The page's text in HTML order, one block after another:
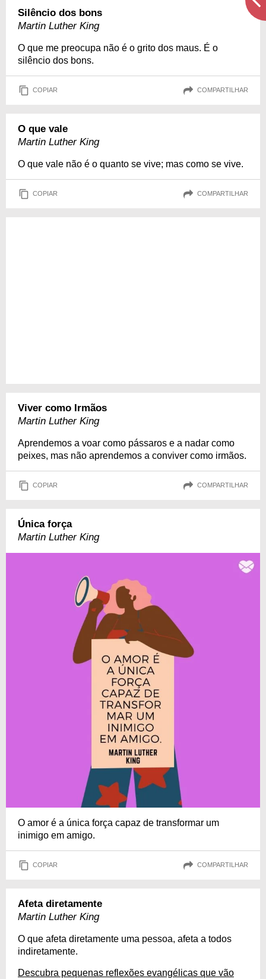
Silêncio dos bons
Martin Luther King
O que me preocupa não é o grito dos maus. É o
silêncio dos bons.
COPIAR COMPARTILHAR
O que vale
Martin Luther King
O que vale não é o quanto se vive; mas como se vive.
COPIAR COMPARTILHAR
Viver como Irmãos
Martin Luther King
Aprendemos a voar como pássaros e a nadar como
peixes, mas não aprendemos a conviver como irmãos.
COPIAR COMPARTILHAR
Única força
Martin Luther King
O amor é a única força capaz de transformar um
inimigo em amigo.
COPIAR COMPARTILHAR
Afeta diretamente
Martin Luther King
O que afeta diretamente uma pessoa, afeta a todos
indiretamente.
Descubra pequenas reflexões evangélicas que vão